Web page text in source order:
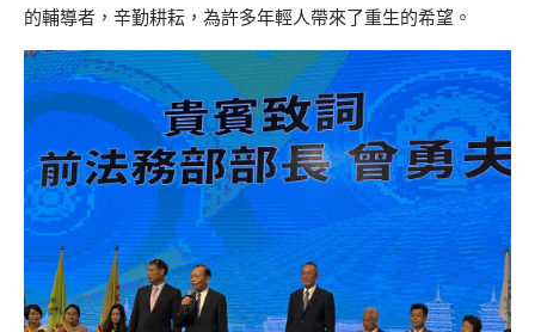
的輔導者，辛勤耕耘，為許多年輕人帶來了重生的希望。